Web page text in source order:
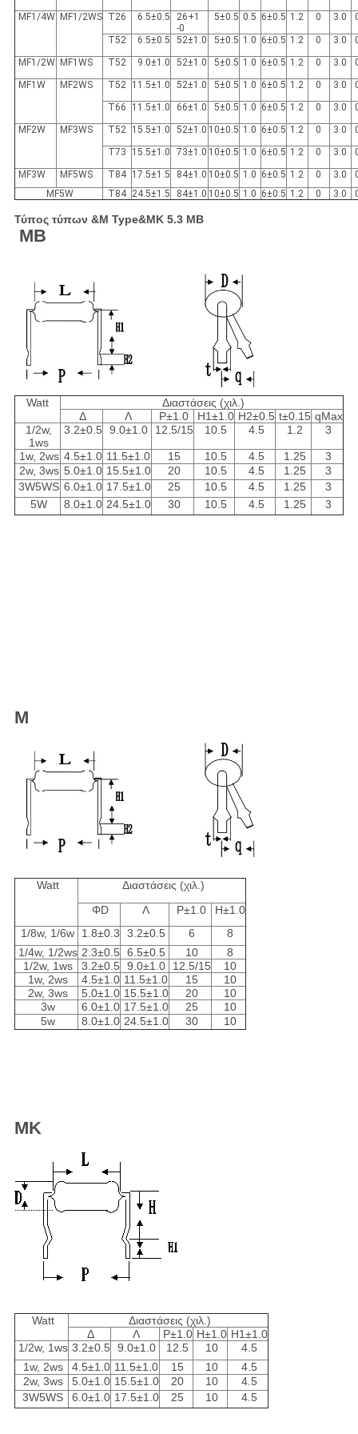
MF1/4W MF1/2WS T26 6.5±0.5
26+1
-0
5±0.5 0.5 6±0.5 1.2 0 3.0
T52 6.5±0.5 52±1.0 5±0.5 1.0 6±0.5 1.2 0 3.0
MF1/2W MF1WS T52 9.0±1.0 52±1.0 5±0.5 1.0 6±0.5 1.2 0 3.0
MF1W
MF2WS T52 11.5±1.0 52±1.0 5±0.5 1.0 6±0.5 1.2 0 3.0
T66
11.5±1.0 66±1.0 5±0.5 1.0 6±0.5 1.2 0 3.0
MF2W
MF3WS T52 15.5±1.0 52±1.0 10±0.5 1.0 6±0.5 1.2 0 3.0
T73
15.5±1.0 73±1.0 10±0.5 1.0 6±0.5 1.2 0 3.0
MF3W
MF5WS T84 17.5±1.5 84±1.0 10±0.5 1.0 6±0.5 1.2 0 3.0
MF5W
T84 24.5±1.5 84±1.0 10±0.5 1.0 6±0.5 1.2 0 3.0
Τύπος τύπων &M Type&MK 5.3 ΜΒ
ΜΒ
Watt
Διαστάσεις (χιλ.)
Δ
Λ P±1.0 H1±1.0 H2±0.5 t±0.15 qMax
1/2w,
1ws
3.2±0.5 9.0±1.0 12.5/15 10.5 4.5 1.2 3
1w, 2ws 4.5±1.0 11.5±1.0 15 10.5 4.5 1.25
3
2w, 3ws 5.0±1.0 15.5±1.0 20 10.5 4.5 1.25
3
3W5WS 6.0±1.0 17.5±1.0 25 10.5 4.5 1.25
3
5W
8.0±1.0 24.5±1.0 30 10.5 4.5 1.25 3
Μ
Watt
Διαστάσεις (χιλ.)
ΦD
Λ P±1.0
H±1.0
1/8w, 1/6w
1.8±0.3 3.2±0.5 6
8
1/4w, 1/2ws 2.3±0.5 6.5±0.5 10
8
1/2w, 1ws
3.2±0.5 9.0±1.0 12.5/15
10
1w, 2ws
4.5±1.0 11.5±1.0 15
10
2w, 3ws
5.0±1.0 15.5±1.0 20
10
3w
6.0±1.0 17.5±1.0 25
10
5w
8.0±1.0 24.5±1.0 30 10
MK
Watt
Διαστάσεις (χιλ.)
Δ
Λ P±1.0 H±1.0 H1±1.0
1/2w, 1ws 3.2±0.5 9.0±1.0 12.5 10
4.5
1w, 2ws
4.5±1.0 11.5±1.0 15 10
4.5
2w, 3ws
5.0±1.0 15.5±1.0 20 10
4.5
3W5WS
6.0±1.0 17.5±1.0 25 10 4.5